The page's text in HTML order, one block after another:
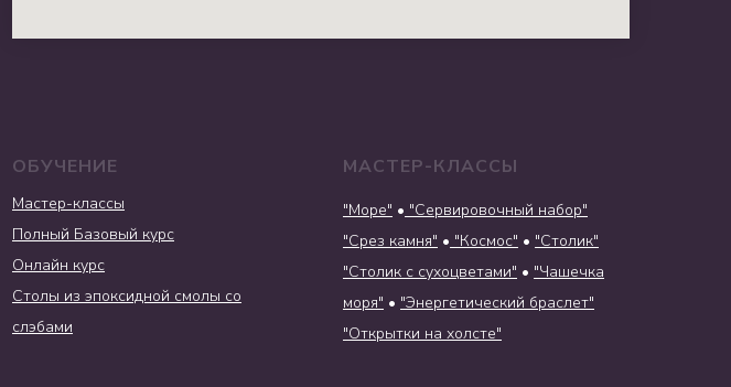
ОБУЧЕНИЕ
Мастер-классы
Полный Базовый курс
Онлайн курс
Столы из эпоксидной смолы со
слэбами
МАСТЕР-КЛАССЫ
"Море" • "Сервировочный набор"
"Срез камня" • "Космос" • "Столик"
"Столик с сухоцветами" • "Чашечка
моря" • "Энергетический браслет"
"Открытки на холсте"